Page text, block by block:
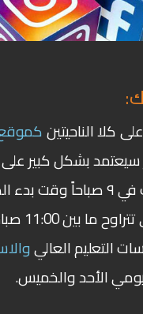
كلا الناحيتين
سيعتمد بشكل كبير
الدوام
صباحا و 12:00 مساءً.
الأحد والخميس.